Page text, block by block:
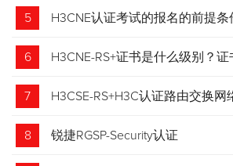
么？
5 H3CNE认证考试的报名的前提条
6 H3CNE-RS+证书是什么级别？
7 H3CSE-RS+H3C认证路由交换网
8 锐捷RGSP-Security认证